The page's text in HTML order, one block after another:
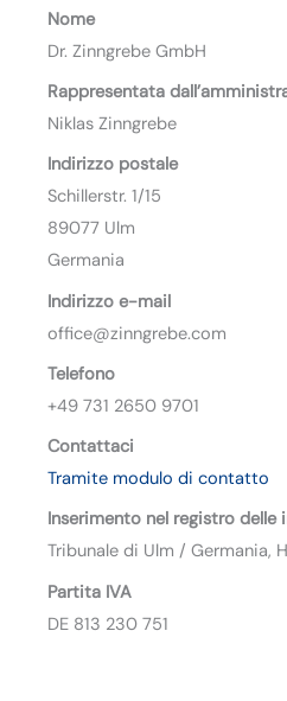
Nome
Dr. Zinngrebe GmbH
Rappresentata
Niklas Zinngrebe
Indirizzo postale
Schillerstr. 1/15
89077 Ulm
Germania
Indirizzo e-mail
office@zinngrebe.com
Telefono
+49 731 2650 9701
Contattaci
Tramite modulo di contatto
Inserimento nel registro delle
Tribunale di Ulm / Germania,
Partita IVA
DE 813 230 751